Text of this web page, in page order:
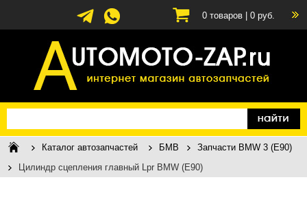
0 товаров | 0 руб.
Каталог автозапчастей БМВ
Запчасти BMW 3 (E90)
Цилиндр сцепления главный Lpr BMW (E90)